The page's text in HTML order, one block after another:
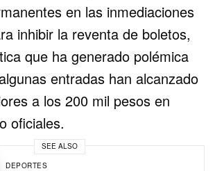
en las inmediaciones
inhibir la reventa de boletos,
que ha generado polémica
entradas han alcanzado
a los 200 mil pesos en
oficiales.
SEE ALSO
DEPORTES